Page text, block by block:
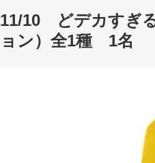
11/10 どデカすぎ
ョン）全1種 1名